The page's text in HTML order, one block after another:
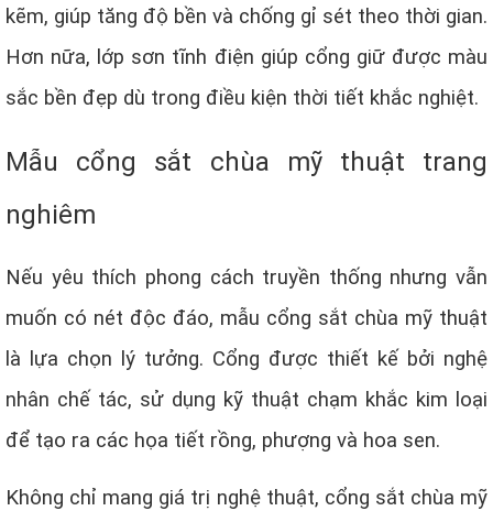
kẽm, giúp tăng độ bền và chống gỉ sét theo thời gian.
Hơn nữa, lớp sơn tĩnh điện giúp cổng giữ được màu
sắc bền đẹp dù trong điều kiện thời tiết khắc nghiệt.
Mẫu cổng sắt chùa mỹ thuật trang
nghiêm
Nếu yêu thích phong cách truyền thống nhưng vẫn
muốn có nét độc đáo, mẫu cổng sắt chùa mỹ thuật
là lựa chọn lý tưởng. Cổng được thiết kế bởi nghệ
nhân chế tác, sử dụng kỹ thuật chạm khắc kim loại
để tạo ra các họa tiết rồng, phượng và hoa sen.
Không chỉ mang giá trị nghệ thuật, cổng sắt chùa mỹ